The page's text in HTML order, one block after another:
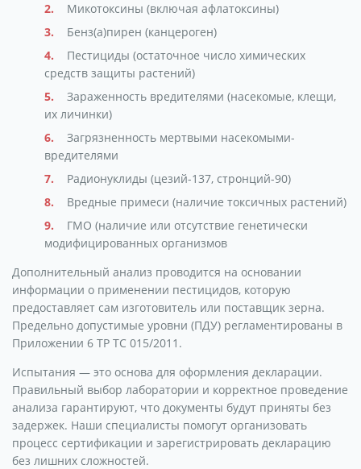
Микотоксины (включая афлатоксины)
Бенз(а)пирен (канцероген)
Пестициды (остаточное число химических
средств защиты растений)
Зараженность вредителями (насекомые, клещи,
их личинки)
Загрязненность мертвыми насекомыми-
вредителями
Радионуклиды (цезий-137, стронций-90)
Вредные примеси (наличие токсичных растений)
ГМО (наличие или отсутствие генетически
модифицированных организмов
Дополнительный анализ проводится на основании
информации о применении пестицидов, которую
предоставляет сам изготовитель или поставщик зерна.
Предельно допустимые уровни (ПДУ) регламентированы в
Приложении 6 ТР ТС 015/2011.
Испытания — это основа для оформления декларации.
Правильный выбор лаборатории и корректное проведение
анализа гарантируют, что документы будут приняты без
задержек. Наши специалисты помогут организовать
процесс сертификации и зарегистрировать декларацию
без лишних сложностей.